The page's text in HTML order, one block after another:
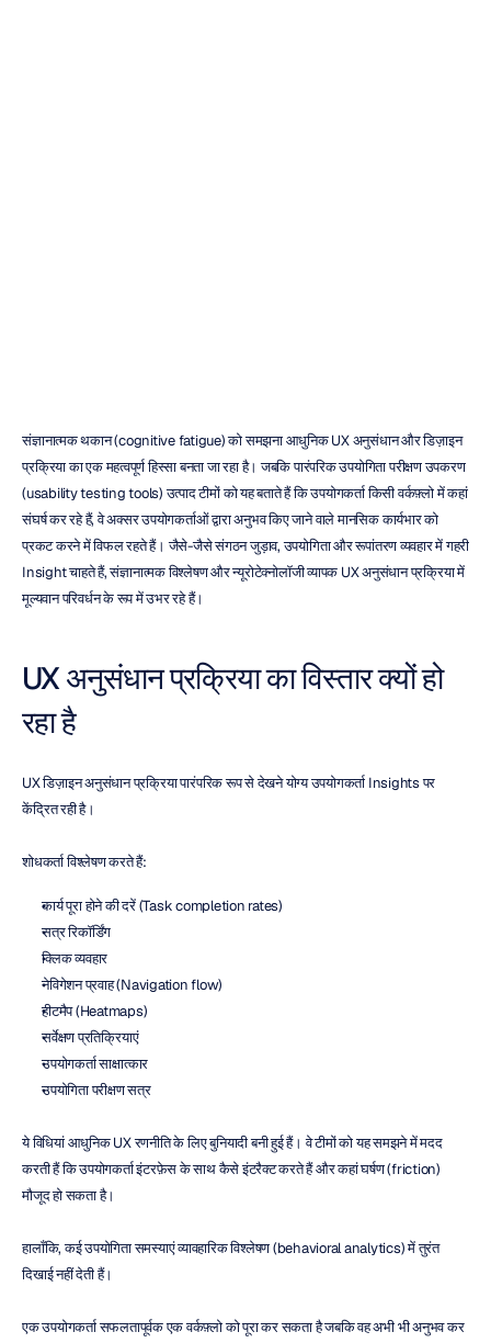
संज्ञानात्मक थकान (cognitive fatigue) को समझना आधुनिक UX अनुसंधान और डिज़ाइन
प्रक्रिया का एक महत्वपूर्ण हिस्सा बनता जा रहा है। जबकि पारंपरिक उपयोगिता परीक्षण उपकरण
(usability testing tools) उत्पाद टीमों को यह बताते हैं कि उपयोगकर्ता किसी वर्कफ़्लो में कहां
संघर्ष कर रहे हैं, वे अक्सर उपयोगकर्ताओं द्वारा अनुभव किए जाने वाले मानसिक कार्यभार को
प्रकट करने में विफल रहते हैं। जैसे-जैसे संगठन जुड़ाव, उपयोगिता और रूपांतरण व्यवहार में गहरी
Insight चाहते हैं, संज्ञानात्मक विश्लेषण और न्यूरोटेक्नोलॉजी व्यापक UX अनुसंधान प्रक्रिया में
मूल्यवान परिवर्धन के रूप में उभर रहे हैं।
UX अनुसंधान प्रक्रिया का विस्तार क्यों हो
रहा है
UX डिज़ाइन अनुसंधान प्रक्रिया पारंपरिक रूप से देखने योग्य उपयोगकर्ता Insights पर
केंद्रित रही है।
शोधकर्ता विश्लेषण करते हैं:
कार्य पूरा होने की दरें (Task completion rates)
सत्र रिकॉर्डिंग
क्लिक व्यवहार
नेविगेशन प्रवाह (Navigation flow)
हीटमैप (Heatmaps)
सर्वेक्षण प्रतिक्रियाएं
उपयोगकर्ता साक्षात्कार
उपयोगिता परीक्षण सत्र
ये विधियां आधुनिक UX रणनीति के लिए बुनियादी बनी हुई हैं। वे टीमों को यह समझने में मदद
करती हैं कि उपयोगकर्ता इंटरफ़ेस के साथ कैसे इंटरैक्ट करते हैं और कहां घर्षण (friction)
मौजूद हो सकता है।
हालाँकि, कई उपयोगिता समस्याएं व्यावहारिक विश्लेषण (behavioral analytics) में तुरंत
दिखाई नहीं देती हैं।
एक उपयोगकर्ता सफलतापूर्वक एक वर्कफ़्लो को पूरा कर सकता है जबकि वह अभी भी अनुभव कर